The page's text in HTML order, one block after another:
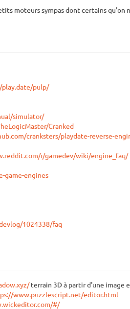
moteurs sympas dont certains qu'on
pulp/
simulator/
Cranked
cranksters/playdate-reverse-
r/gamedev/wiki/engine_faq/
game-engines
1024338/faq
terrain 3D à partir d'une image
www.puzzlescript.net/editor.html
#/